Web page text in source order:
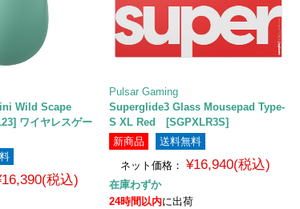
Wild Scape
ワイヤレスゲー
税込)
Pulsar Gaming
Superglide3 Glass Mousepad Type-
S XL Red [SGPXLR3S]
新商品
送料無料
ネット価格：
¥16,940(税込)
在庫わずか
24時間以内に出荷